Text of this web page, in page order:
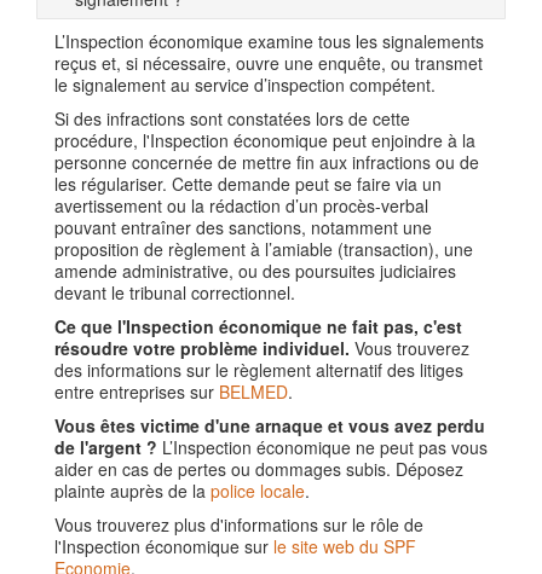
L’Inspection économique examine tous les signalements
reçus et, si nécessaire, ouvre une enquête, ou transmet
le signalement au service d’inspection compétent.
Si des infractions sont constatées lors de cette
procédure, l'Inspection économique peut enjoindre à la
personne concernée de mettre fin aux infractions ou de
les régulariser. Cette demande peut se faire via un
avertissement ou la rédaction d’un procès-verbal
pouvant entraîner des sanctions, notamment une
proposition de règlement à l’amiable (transaction), une
amende administrative, ou des poursuites judiciaires
devant le tribunal correctionnel.
Ce que l'Inspection économique ne fait pas, c'est
résoudre votre problème individuel. Vous trouverez
des informations sur le règlement alternatif des litiges
entre entreprises sur BELMED.
Vous êtes victime d'une arnaque et vous avez perdu
de l'argent ? L’Inspection économique ne peut pas vous
aider en cas de pertes ou dommages subis. Déposez
plainte auprès de la police locale.
Vous trouverez plus d'informations sur le rôle de
l'Inspection économique sur le site web du SPF
Economie.